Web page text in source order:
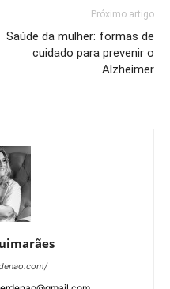
Próximo artigo
Saúde da mulher: formas de
cuidado para prevenir o
Alzheimer